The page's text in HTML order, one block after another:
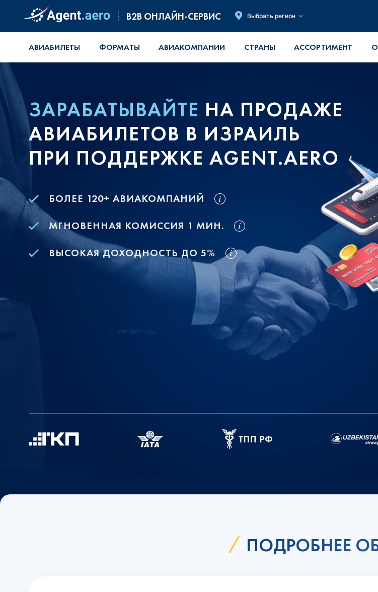
B2B ОНЛАЙН-СЕРВИС Выбрать регион
АВИАБИЛЕТЫ ФОРМАТЫ АВИАКОМПАНИИ СТРАНЫ АССОРТИМЕНТ
ЗАРАБАТЫВАЙТЕ НА ПРОДАЖЕ
АВИАБИЛЕТОВ В ИЗРАИЛЬ
ПРИ ПОДДЕРЖКЕ AGENT.AERO
БОЛЕЕ 120+ АВИАКОМПАНИЙ
МГНОВЕННАЯ КОМИССИЯ 1 МИН.
ВЫСОКАЯ ДОХОДНОСТЬ ДО 5%
ПОДРОБНЕЕ